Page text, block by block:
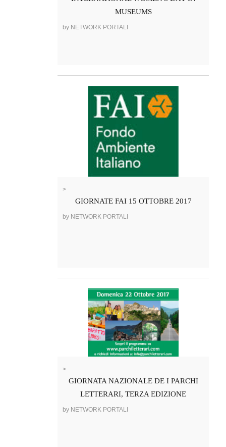
MUSEUMS
by NETWORK PORTALI
>
GIORNATE FAI 15 OTTOBRE 2017
by NETWORK PORTALI
>
GIORNATA NAZIONALE DE I PARCHI
LETTERARI, TERZA EDIZIONE
by NETWORK PORTALI